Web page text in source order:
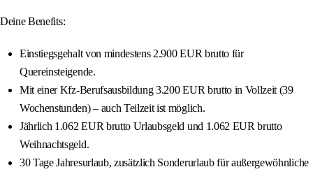
Deine Benefits:
Einstiegsgehalt von mindestens 2.900 EUR brutto für
Quereinsteigende.
Mit einer Kfz-Berufsausbildung 3.200 EUR brutto in Vollzeit (39
Wochenstunden) – auch Teilzeit ist möglich.
Jährlich 1.062 EUR brutto Urlaubsgeld und 1.062 EUR brutto
Weihnachtsgeld.
30 Tage Jahresurlaub, zusätzlich Sonderurlaub für außergewöhnliche